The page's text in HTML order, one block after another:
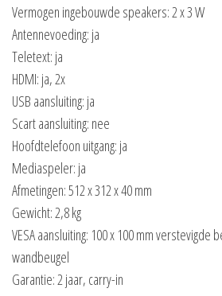
Vermogen ingebouwde speakers: 2 x 3 W
Antennevoeding: ja
Teletext: ja
HDMI: ja, 2x
USB aansluiting: ja
Scart aansluiting: nee
Hoofdtelefoon uitgang: ja
Mediaspeler: ja
Afmetingen: 512 x 312 x 40 mm
Gewicht: 2,8 kg
VESA aansluiting: 100 x 100 mm verstevigde
wandbeugel
Garantie: 2 jaar, carry-in